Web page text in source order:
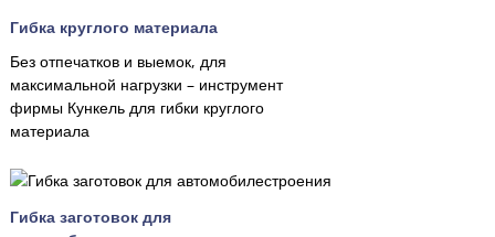
Гибка круглого материала
Без отпечатков и выемок, для
максимальной нагрузки – инструмент
фирмы Кункель для гибки круглого
материала
Гибка заготовок для